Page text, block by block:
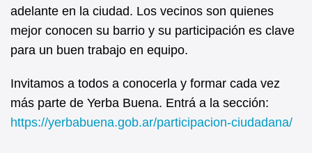
adelante en la ciudad. Los vecinos son quienes
mejor conocen su barrio y su participación es clave
para un buen trabajo en equipo.
Invitamos a todos a conocerla y formar cada vez
más parte de Yerba Buena. Entrá a la sección:
https://yerbabuena.gob.ar/participacion-ciudadana/